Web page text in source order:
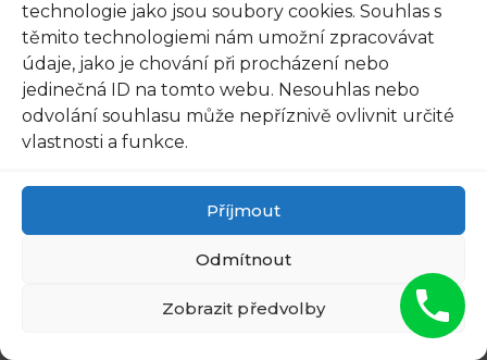
technologie jako jsou soubory cookies. Souhlas s
těmito technologiemi nám umožní zpracovávat
údaje, jako je chování při procházení nebo
jedinečná ID na tomto webu. Nesouhlas nebo
odvolání souhlasu může nepříznivě ovlivnit určité
vlastnosti a funkce.
Příjmout
Odmítnout
Zobrazit předvolby
dveřmi v Praze Vysočanech.
Doporučujeme:
Ruzyni Zaseknuté?
Zavolejte na 721 135
Zaseknuté Dveře v
Praze Jinonicích?